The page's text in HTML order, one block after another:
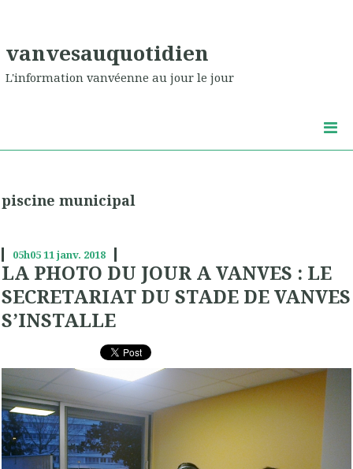
vanvesauquotidien
L'information vanvéenne au jour le jour
piscine municipal
05h0511janv. 2018
LA PHOTO DU JOUR A VANVES : LE
SECRETARIAT DU STADE DE VANVES
S’INSTALLE